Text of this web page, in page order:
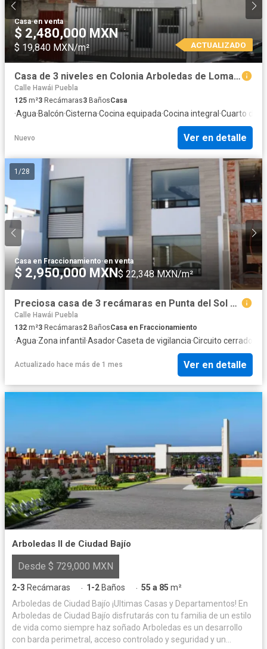
Casa·en venta
$ 2,480,000 MXN
$ 19,840 MXN/m² ACTUALIZADO
Casa de 3 niveles en Colonia Arboledas de Loma Bella a 2 cuadras Av. 16 de septiembre cerca Benavente
Calle Hawái Puebla
125 m²3 Recámaras3 BañosCasa
·Agua·Balcón·Cisterna·Cocina equipada·Cocina integral ·Cuarto de
Nuevo Ver en detalle
1 /28
Casa en Fraccionamiento·en venta
$ 2,950,000 MXN$ 22,348 MXN/m²
Preciosa casa de 3 recámaras en Punta del Sol Residencial cerca de CU y CU2
Calle Hawái Puebla
132 m²3 Recámaras2 BañosCasa en Fraccionamiento
·Agua·Zona infantil·Asador·Caseta de vigilancia·Circuito cerrado de
Actualizado hace más de 1 mes Ver en detalle
Arboledas II de Ciudad Bajío
Desde $ 729,000 MXN
2-3 Recámaras · 1-2 Baños · 55 a 85 m²
Arboledas de Ciudad Bajío ¡Ultimas Casas y Departamentos! En
Arboledas de Ciudad Bajío disfrutarás con tu familia de un estilo
de vida como siempre haz soñado Arboledas es un desarrollo
con barda perimetral, acceso controlado y seguridad y un